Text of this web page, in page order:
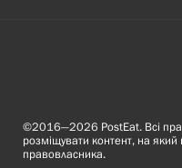
©2016—2026 PostEat. Всі
розміщувати контент, на
правовласника.